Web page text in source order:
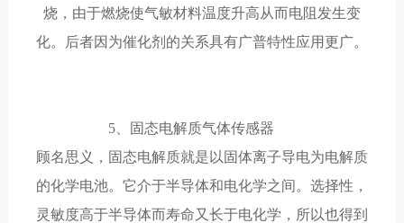
烧，由于燃烧使气敏材料温度升高从而电阻发生变
化。后者因为催化剂的关系具有广普特性应用更广。
5、固态电解质气体传感器
顾名思义，固态电解质就是以固体离子导电为电解质
的化学电池。它介于半导体和电化学之间。选择性，
灵敏度高于半导体而寿命又长于电化学，所以也得到